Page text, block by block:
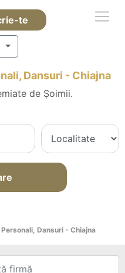
te
Dansuri - Chiajna
de Șoimii.
Dansuri - Chiajna